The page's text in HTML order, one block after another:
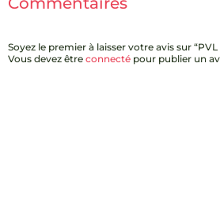
Soyez le premier à laisser votre avis sur “PVL
Vous devez être connecté pour publier un